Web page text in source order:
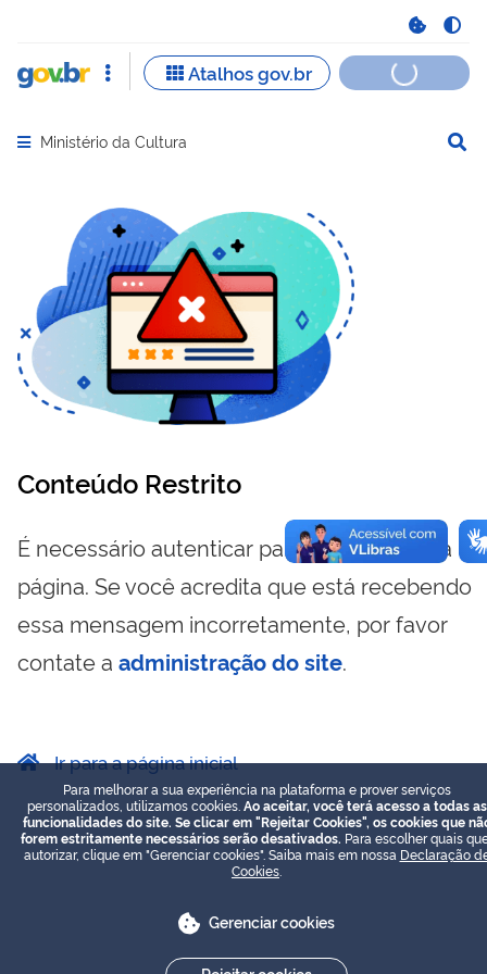
Abrir menu principal de navegação
Ministério da Cultura
Conteúdo Restrito
É necessário autenticar para visualizar essa
página. Se você acredita que está recebendo
essa mensagem incorretamente, por favor
contate a administração do site.
Ir para a página inicial
Para melhorar a sua experiência na plataforma e prover serviços
personalizados, utilizamos cookies. Ao aceitar, você terá acesso a todas as
funcionalidades do site. Se clicar em "Rejeitar Cookies", os cookies que
forem estritamente necessários serão desativados. Para escolher quais
autorizar, clique em "Gerenciar cookies". Saiba mais em nossa Declaração
Cookies
Gerenciar cookies